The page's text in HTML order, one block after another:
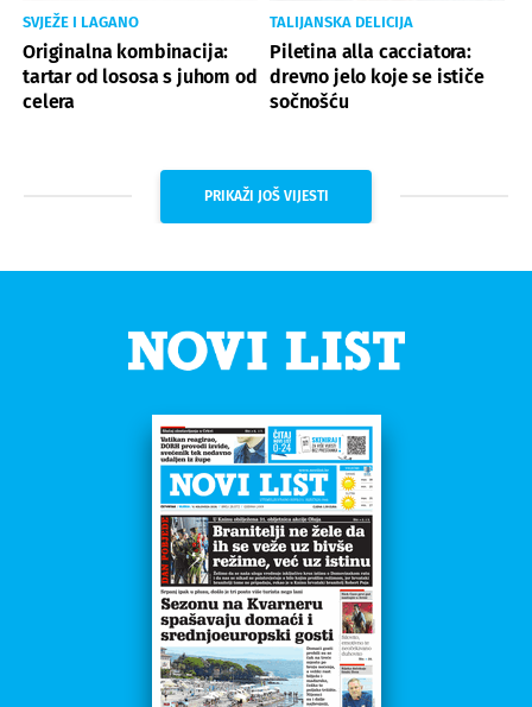
SVJEŽE I LAGANO
Originalna kombinacija:
tartar od lososa s juhom od
celera
TALIJANSKA DELICIJA
Piletina alla cacciatora:
drevno jelo koje se ističe
sočnošću
PRIKAŽI JOŠ VIJESTI